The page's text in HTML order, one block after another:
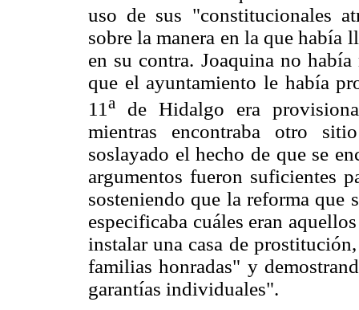
uso de sus "constitucionales
sobre la manera en la que había
en su contra. Joaquina no
que el ayuntamiento le había
11 a
de Hidalgo era
mientras encontraba otro
soslayado el hecho de que se
argumentos fueron suficientes
sosteniendo que la reforma que
especificaba cuáles eran
instalar una casa de
familias honradas" y
garantías individuales".